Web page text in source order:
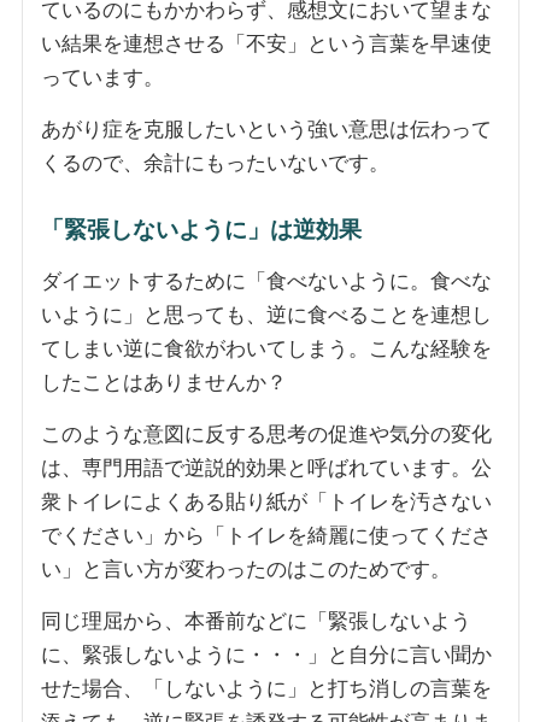
ているのにもかかわらず、感想文において望まな
い結果を連想させる「不安」という言葉を早速使
っています。
あがり症を克服したいという強い意思は伝わって
くるので、余計にもったいないです。
「緊張しないように」は逆効果
ダイエットするために「食べないように。食べな
いように」と思っても、逆に食べることを連想し
てしまい逆に食欲がわいてしまう。こんな経験を
したことはありませんか？
このような意図に反する思考の促進や気分の変化
は、専門用語で逆説的効果と呼ばれています。公
衆トイレによくある貼り紙が「トイレを汚さない
でください」から「トイレを綺麗に使ってくださ
い」と言い方が変わったのはこのためです。
同じ理屈から、本番前などに「緊張しないよう
に、緊張しないように・・・」と自分に言い聞か
せた場合、「しないように」と打ち消しの言葉を